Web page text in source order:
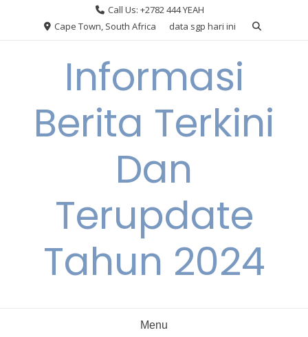
Call Us: +2782 444 YEAH
Cape Town, South Africa
data sgp hari ini
Informasi
Berita Terkini
Dan
Terupdate
Tahun 2024
Menu